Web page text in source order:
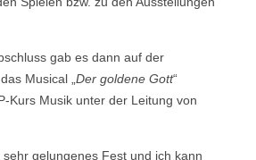
gab es dann auf der
Musical „ Der goldene Gott“
Kurs Musik unter der Leitung von
sehr gelungenes Fest und ich kann